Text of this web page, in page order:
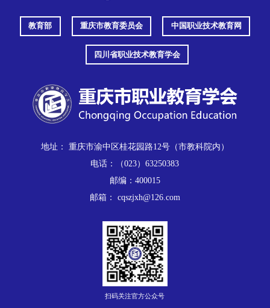
教育部 重庆市教育委员会 中国职业技术教育网
四川省职业技术教育学会
地址： 重庆市渝中区桂花园路12号（市教科院内）
电话：（023）63250383
邮编：400015
邮箱： cqszjxh@126.com
扫码关注官方公众号